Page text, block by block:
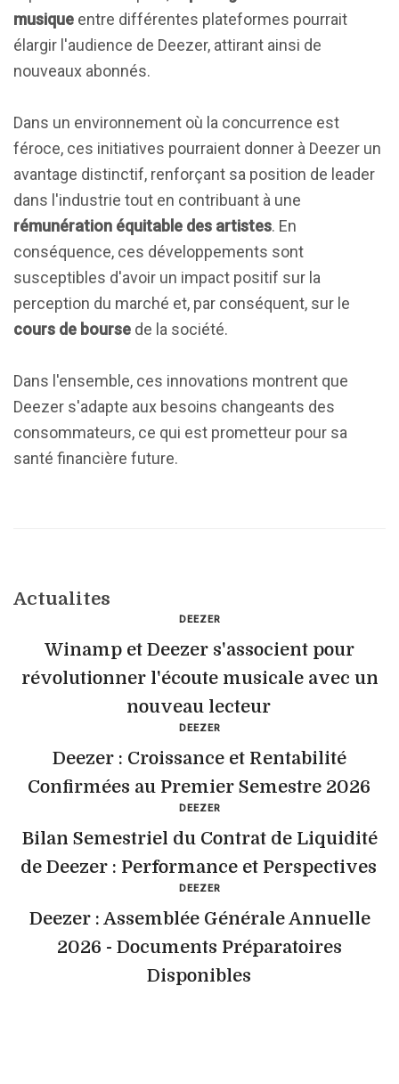
musique entre différentes plateformes pourrait
élargir l'audience de Deezer, attirant ainsi de
nouveaux abonnés.
Dans un environnement où la concurrence est
féroce, ces initiatives pourraient donner à Deezer un
avantage distinctif, renforçant sa position de leader
dans l'industrie tout en contribuant à une
rémunération équitable des artistes. En
conséquence, ces développements sont
susceptibles d'avoir un impact positif sur la
perception du marché et, par conséquent, sur le
cours de bourse de la société.
Dans l'ensemble, ces innovations montrent que
Deezer s'adapte aux besoins changeants des
consommateurs, ce qui est prometteur pour sa
santé financière future.
Actualites
DEEZER
Winamp et Deezer s'associent pour
révolutionner l'écoute musicale avec un
nouveau lecteur
DEEZER
Deezer : Croissance et Rentabilité
Confirmées au Premier Semestre 2026
DEEZER
Bilan Semestriel du Contrat de Liquidité
de Deezer : Performance et Perspectives
DEEZER
Deezer : Assemblée Générale Annuelle
2026 - Documents Préparatoires
Disponibles